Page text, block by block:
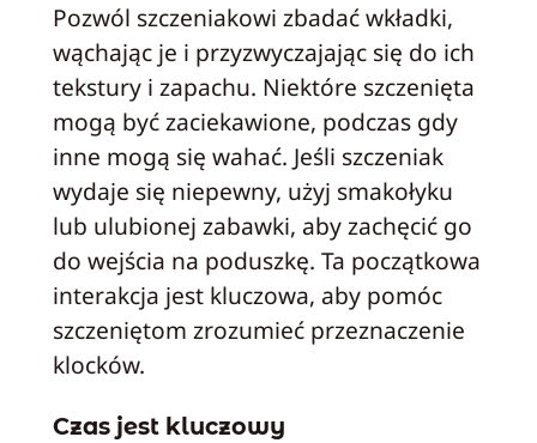
Pozwól szczeniakowi zbadać wkładki,
wąchając je i przyzwyczajając się do ich
tekstury i zapachu. Niektóre szczenięta
mogą być zaciekawione, podczas gdy
inne mogą się wahać. Jeśli szczeniak
wydaje się niepewny, użyj smakołyku
lub ulubionej zabawki, aby zachęcić go
do wejścia na poduszkę. Ta początkowa
interakcja jest kluczowa, aby pomóc
szczeniętom zrozumieć przeznaczenie
klocków.
Czas jest kluczowy